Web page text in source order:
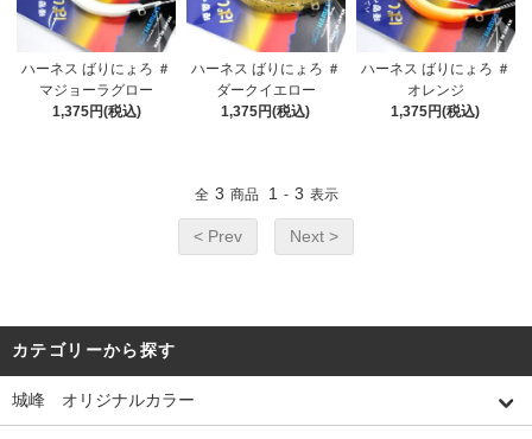
ハーネス ばりにょろ ＃
マジョーラグロー
1,375円(税込)
ハーネス ばりにょろ ＃
ダークイエロー
1,375円(税込)
ハーネス ばりにょろ ＃
オレンジ
1,375円(税込)
全 3 商品 1 - 3 表示
< Prev Next >
カテゴリーから探す
城峰 オリジナルカラー